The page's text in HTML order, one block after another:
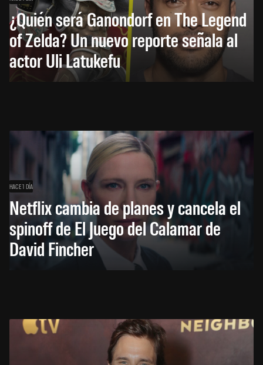
¿Quién será Ganondorf en The Legend
of Zelda? Un nuevo reporte señala al
actor Uli Latukefu
HACE 1 DÍA
Netflix cambia de planes y cancela el
spinoff de El Juego del Calamar de
David Fincher